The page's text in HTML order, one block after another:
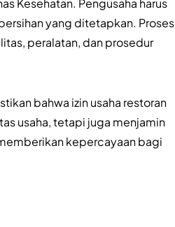
Kesehatan. Pengusaha harus
yang ditetapkan. Proses
peralatan, dan prosedur
bahwa izin usaha restoran
usaha, tetapi juga menjamin
kepercayaan bagi